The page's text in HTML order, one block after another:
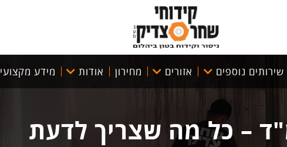
שירותים נוספים אזורים מחירון אודות מידע מקצועי
– כל מה שצריך לדעת